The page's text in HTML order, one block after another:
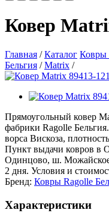
Ковер
Главная / Каталог Ковры
Бельгия / Matrix /
Прямоугольный ковер
фабрики Ragolle
ворса Вискоза,
Пункт выдачи ковров в
Одинцово, ш.
2 дня. Условия и
Бренд: Ковры Ragolle
Характеристики